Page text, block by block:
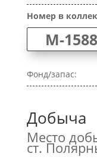
Номер в
M-1588
Фонд/запас:
Добыча
Место
ст.